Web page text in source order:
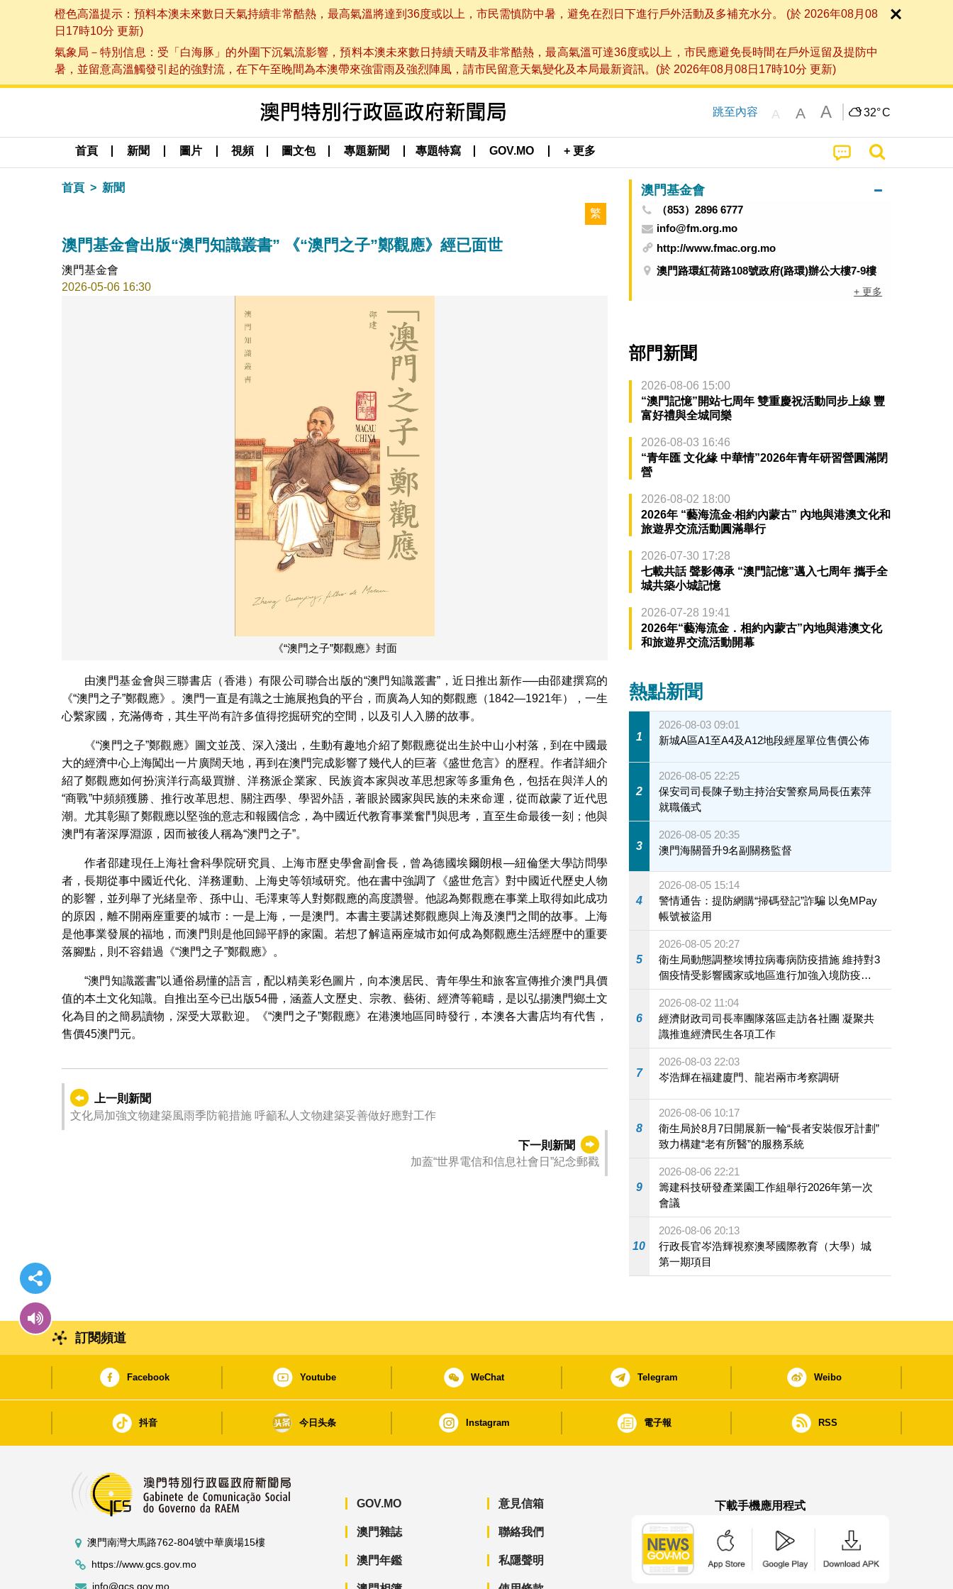
橙色高溫提示：預料本澳未來數日天氣持續非常酷熱，最高氣溫將達到36度或以上，市民需慎防中暑，避免在烈日下進行戶外活動及多補充水分。 (於 2026年08月08
日17時10分 更新)
氣象局－特別信息：受「白海豚」的外圍下沉氣流影響，預料本澳未來數日持續天晴及非常酷熱，最高氣溫可達36度或以上，市民應避免長時間在戶外逗留及提防中
暑，並留意高溫觸發引起的強對流，在下午至晚間為本澳帶來強雷雨及強烈陣風，請市民留意天氣變化及本局最新資訊。(於 2026年08月08日17時10分 更新)
跳至內容 A A A 32°C
首頁 新聞 圖片 視頻 圖文包 專題新聞 專題特寫 GOV.MO + 更多
首頁 新聞
繁
澳門基金會出版“澳門知識叢書” 《“澳門之子”鄭觀應》經已面世
澳門基金會
2026-05-06 16:30
《“澳門之子”鄭觀應》封面
由澳門基金會與三聯書店（香港）有限公司聯合出版的“澳門知識叢書”，近日推出新作──由邵建撰寫的
《“澳門之子”鄭觀應》。澳門一直是有識之士施展抱負的平台，而廣為人知的鄭觀應（1842—1921年），一生
心繫家國，充滿傳奇，其生平尚有許多值得挖掘研究的空間，以及引人入勝的故事。
《“澳門之子”鄭觀應》圖文並茂、深入淺出，生動有趣地介紹了鄭觀應從出生於中山小村落，到在中國最
大的經濟中心上海闖出一片廣闊天地，再到在澳門完成影響了幾代人的巨著《盛世危言》的歷程。作者詳細介
紹了鄭觀應如何扮演洋行高級買辦、洋務派企業家、民族資本家與改革思想家等多重角色，包括在與洋人的
“商戰”中頻頻獲勝、推行改革思想、關注西學、學習外語，著眼於國家與民族的未來命運，從而啟蒙了近代思
潮。尤其彰顯了鄭觀應以堅強的意志和報國信念，為中國近代教育事業奮鬥與思考，直至生命最後一刻；他與
澳門有著深厚淵源，因而被後人稱為“澳門之子”。
作者邵建現任上海社會科學院研究員、上海市歷史學會副會長，曾為德國埃爾朗根—紐倫堡大學訪問學
者，長期從事中國近代化、洋務運動、上海史等領域研究。他在書中強調了《盛世危言》對中國近代歷史人物
的影響，並列舉了光緒皇帝、孫中山、毛澤東等人對鄭觀應的高度讚譽。他認為鄭觀應在事業上取得如此成功
的原因，離不開兩座重要的城市：一是上海，一是澳門。本書主要講述鄭觀應與上海及澳門之間的故事。上海
是他事業發展的福地，而澳門則是他回歸平靜的家園。若想了解這兩座城市如何成為鄭觀應生活經歷中的重要
落腳點，則不容錯過《“澳門之子”鄭觀應》。
“澳門知識叢書”以通俗易懂的語言，配以精美彩色圖片，向本澳居民、青年學生和旅客宣傳推介澳門具價
值的本土文化知識。自推出至今已出版54冊，涵蓋人文歷史、宗教、藝術、經濟等範疇，是以弘揚澳門鄉土文
化為目的之簡易讀物，深受大眾歡迎。《“澳門之子”鄭觀應》在港澳地區同時發行，本澳各大書店均有代售，
售價45澳門元。
上一則新聞
文化局加強文物建築風雨季防範措施 呼籲私人文物建築妥善做好應對工作
下一則新聞
加蓋“世界電信和信息社會日”紀念郵戳
澳門基金會
（853）2896 6777
info@fm.org.mo
http://www.fmac.org.mo
澳門路環紅荷路108號政府(路環)辦公大樓7-9樓
+ 更多
部門新聞
2026-08-06 15:00
“澳門記憶”開站七周年 雙重慶祝活動同步上線 豐
富好禮與全城同樂
2026-08-03 16:46
“青年匯 文化緣 中華情”2026年青年研習營圓滿閉
營
2026-08-02 18:00
2026年 “藝海流金‧相約內蒙古” 內地與港澳文化和
旅遊界交流活動圓滿舉行
2026-07-30 17:28
七載共話 聲影傳承 “澳門記憶”邁入七周年 攜手全
城共築小城記憶
2026-07-28 19:41
2026年“藝海流金．相約內蒙古”內地與港澳文化
和旅遊界交流活動開幕
熱點新聞
1
2026-08-03 09:01
新城A區A1至A4及A12地段經屋單位售價公佈
2
2026-08-05 22:25
保安司司長陳子勁主持治安警察局局長伍素萍
就職儀式
3
2026-08-05 20:35
澳門海關晉升9名副關務監督
4
2026-08-05 15:14
警情通告：提防網購“掃碼登記”詐騙 以免MPay
帳號被盜用
5
2026-08-05 20:27
衛生局動態調整埃博拉病毒病防疫措施 維持對3
個疫情受影響國家或地區進行加強入境防疫措
施
6
2026-08-02 11:04
經濟財政司司長率團隊落區走訪各社團 凝聚共
識推進經濟民生各項工作
7
2026-08-03 22:03
岑浩輝在福建廈門、龍岩兩市考察調研
8
2026-08-06 10:17
衛生局於8月7日開展新一輪“長者安裝假牙計劃”
致力構建“老有所醫”的服務系統
9
2026-08-06 22:21
籌建科技研發產業園工作組舉行2026年第一次
會議
10
2026-08-06 20:13
行政長官岑浩輝視察澳琴國際教育（大學）城
第一期項目
訂閱頻道
Facebook Youtube WeChat Telegram Weibo
抖音 今日头条 Instagram 電子報 RSS
澳門南灣大馬路762-804號中華廣場15樓
https://www.gcs.gov.mo
info@gcs.gov.mo
GOV.MO
澳門雜誌
澳門年鑑
意見信箱
聯絡我們
私隱聲明
下載手機應用程式